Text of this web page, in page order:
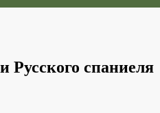
Русского спаниеля